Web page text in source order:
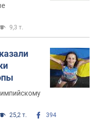
9,3 т.
25,2 т. 394